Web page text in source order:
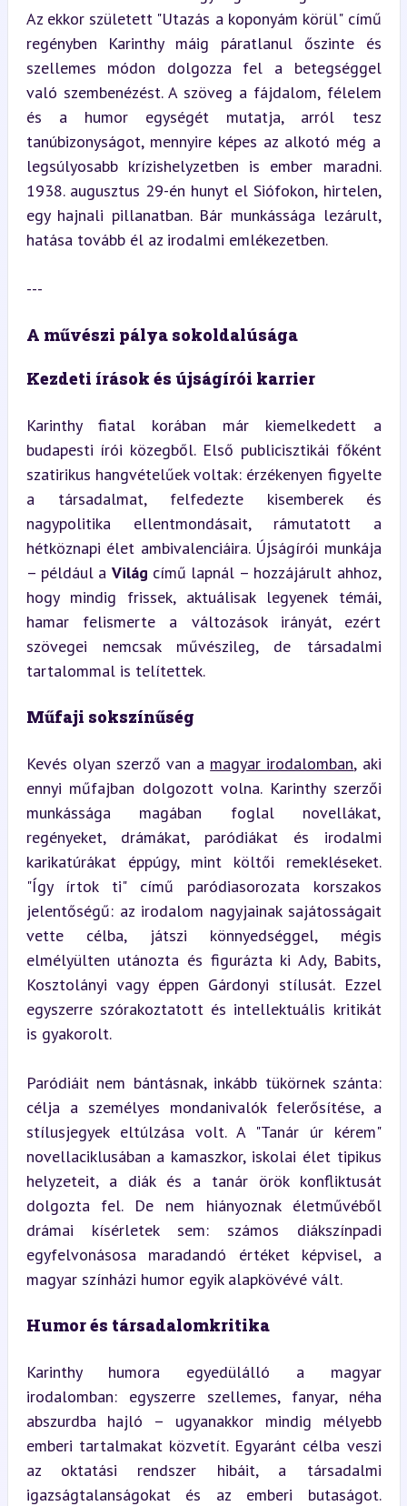
Az ekkor született "Utazás a koponyám körül" című
regényben Karinthy máig páratlanul őszinte és
szellemes módon dolgozza fel a betegséggel
való szembenézést. A szöveg a fájdalom, félelem
és a humor egységét mutatja, arról tesz
tanúbizonyságot, mennyire képes az alkotó még a
legsúlyosabb krízishelyzetben is ember maradni.
1938. augusztus 29-én hunyt el Siófokon, hirtelen,
egy hajnali pillanatban. Bár munkássága lezárult,
hatása tovább él az irodalmi emlékezetben.
---
A művészi pálya sokoldalúsága
Kezdeti írások és újságírói karrier
Karinthy fiatal korában már kiemelkedett a
budapesti írói közegből. Első publicisztikái főként
szatirikus hangvételűek voltak: érzékenyen figyelte
a társadalmat, felfedezte kisemberek és
nagypolitika ellentmondásait, rámutatott a
hétköznapi élet ambivalenciáira. Újságírói munkája
– például a Világ című lapnál – hozzájárult ahhoz,
hogy mindig frissek, aktuálisak legyenek témái,
hamar felismerte a változások irányát, ezért
szövegei nemcsak művészileg, de társadalmi
tartalommal is telítettek.
Műfaji sokszínűség
Kevés olyan szerző van a magyar irodalomban, aki
ennyi műfajban dolgozott volna. Karinthy szerzői
munkássága magában foglal novellákat,
regényeket, drámákat, paródiákat és irodalmi
karikatúrákat éppúgy, mint költői remekléseket.
"Így írtok ti" című paródiasorozata korszakos
jelentőségű: az irodalom nagyjainak sajátosságait
vette célba, játszi könnyedséggel, mégis
elmélyülten utánozta és figurázta ki Ady, Babits,
Kosztolányi vagy éppen Gárdonyi stílusát. Ezzel
egyszerre szórakoztatott és intellektuális kritikát
is gyakorolt.
Paródiáit nem bántásnak, inkább tükörnek szánta:
célja a személyes mondanivalók felerősítése, a
stílusjegyek eltúlzása volt. A "Tanár úr kérem"
novellaciklusában a kamaszkor, iskolai élet tipikus
helyzeteit, a diák és a tanár örök konfliktusát
dolgozta fel. De nem hiányoznak életművéből
drámai kísérletek sem: számos diákszínpadi
egyfelvonásosa maradandó értéket képvisel, a
magyar színházi humor egyik alapkövévé vált.
Humor és társadalomkritika
Karinthy humora egyedülálló a magyar
irodalomban: egyszerre szellemes, fanyar, néha
abszurdba hajló – ugyanakkor mindig mélyebb
emberi tartalmakat közvetít. Egyaránt célba veszi
az oktatási rendszer hibáit, a társadalmi
igazságtalanságokat és az emberi butaságot.